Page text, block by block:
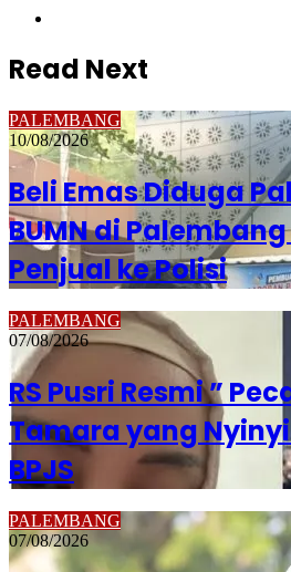
Read Next
PALEMBANG
10/08/2026
Beli Emas Diduga
BUMN di
Penjual ke Polisi
PALEMBANG
07/08/2026
RS Pusri Resmi ”
Tamara yang
BPJS
PALEMBANG
07/08/2026